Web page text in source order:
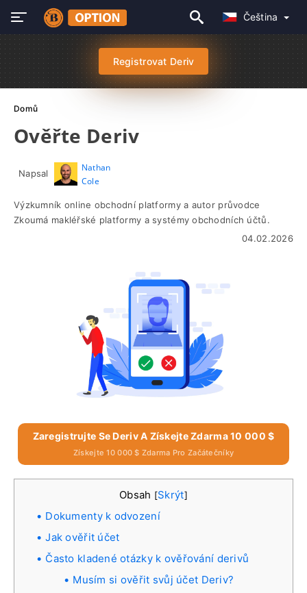
Čeština
Registrovat Deriv
Domů
Ověřte Deriv
Napsal
Nathan
Cole
Výzkumník online obchodní platformy a autor průvodce
Zkoumá makléřské platformy a systémy obchodních účtů.
04.02.2026
Zaregistrujte Se Deriv A Získejte Zdarma 10 000 $
Získejte 10 000 $ Zdarma Pro Začátečníky
Obsah [Skrýt]
Dokumenty k odvození
Jak ověřit účet
Často kladené otázky k ověřování derivů
Musím si ověřit svůj účet Deriv?